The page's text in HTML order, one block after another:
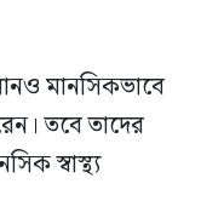
মানসিকভাবে
তবে তাদের
স্বাস্থ্য